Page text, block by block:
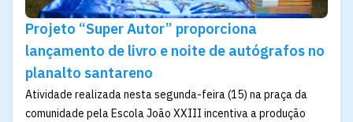
Projeto “Super Autor” proporciona
lançamento de livro e noite de autógrafos no
planalto santareno
Atividade realizada nesta segunda-feira (15) na praça da
comunidade pela Escola João XXIII incentiva a produção